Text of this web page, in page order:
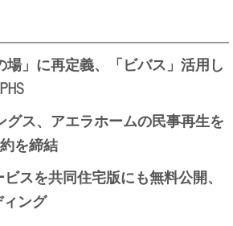
」に再定義、「ビバス」活用し
グス、アエラホームの民事再生を
を締結
スを共同住宅版にも無料公開、
ィング